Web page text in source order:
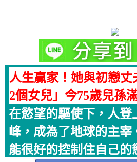
人生贏家！她與初戀丈
2個女兒」今75歲兒孫
在慾望的驅使下，人登
峰，成為了地球的主宰
能很好的控制住自己的